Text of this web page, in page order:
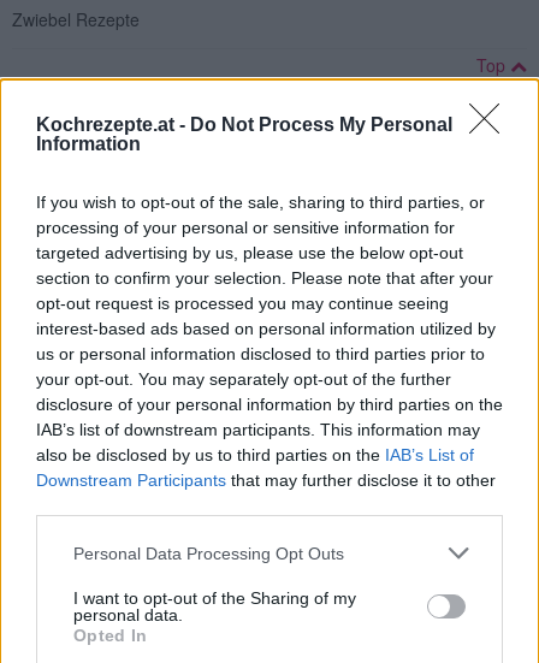
Kochrezepte.at - Do Not Process My Personal
Information
If you wish to opt-out of the sale, sharing to third parties, or
processing of your personal or sensitive information for
targeted advertising by us, please use the below opt-out
section to confirm your selection. Please note that after your
opt-out request is processed you may continue seeing
interest-based ads based on personal information utilized by
us or personal information disclosed to third parties prior to
your opt-out. You may separately opt-out of the further
disclosure of your personal information by third parties on the
IAB’s list of downstream participants. This information may
also be disclosed by us to third parties on the IAB’s List of
Downstream Participants that may further disclose it to other
Personal Data Processing Opt Outs
I want to opt-out of the Sharing of my
personal data.
Opted In
Zwiebel Rezepte
Top
Pizza Vongole
Pizza al tonno (Thunfischpizza)
Leicht
Leckere Spinatpizza mit Ei
Leicht
Halloween-Monster Pizza
Leicht
Leicht